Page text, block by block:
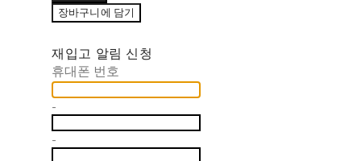
장바구니에 담기
재입고 알림 신청
휴대폰 번호
-
-